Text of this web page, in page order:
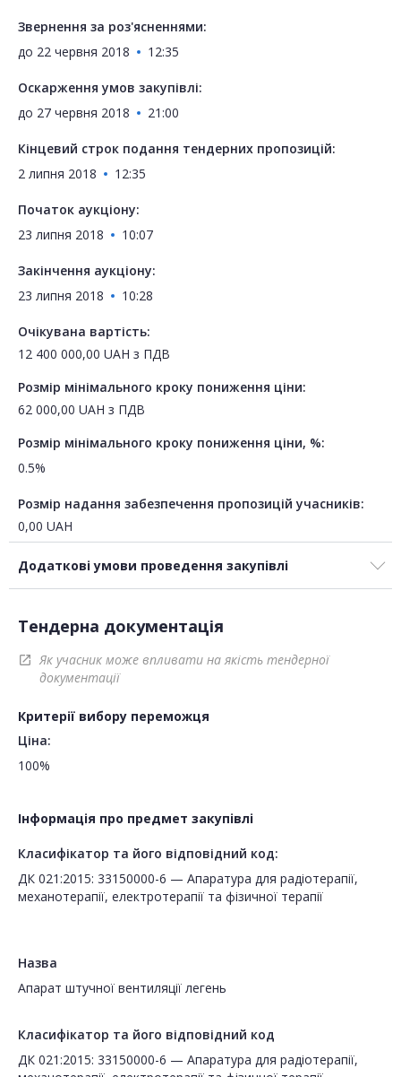
Звернення за роз'ясненнями:
до 22 червня 2018 12:35
Оскарження умов закупівлі:
до 27 червня 2018 21:00
Кінцевий строк подання тендерних пропозицій:
2 липня 2018
12:35
Початок аукціону:
23 липня 2018
10:07
Закінчення аукціону:
23 липня 2018
10:28
Очікувана вартість:
12 400 000,00 UAH з ПДВ
Розмір мінімального кроку пониження ціни:
62 000,00 UAH з ПДВ
Розмір мінімального кроку пониження ціни, %:
0.5%
Розмір надання забезпечення пропозицій учасників:
0,00 UAH
Додаткові умови проведення закупівлі
Тендерна документація
open_in_new
Як учасник може впливати на якість тендерної
документації
Критерії вибору переможця
Ціна:
100%
Інформація про предмет закупівлі
Класифікатор та його відповідний код:
ДК 021:2015: 33150000-6 — Апаратура для радіотерапії,
механотерапії, електротерапії та фізичної терапії
Назва
Апарат штучної вентиляції легень
Класифікатор та його відповідний код
ДК 021:2015: 33150000-6 — Апаратура для радіотерапії,